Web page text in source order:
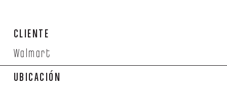
CLIENTE
Walmart
UBICACIÓN